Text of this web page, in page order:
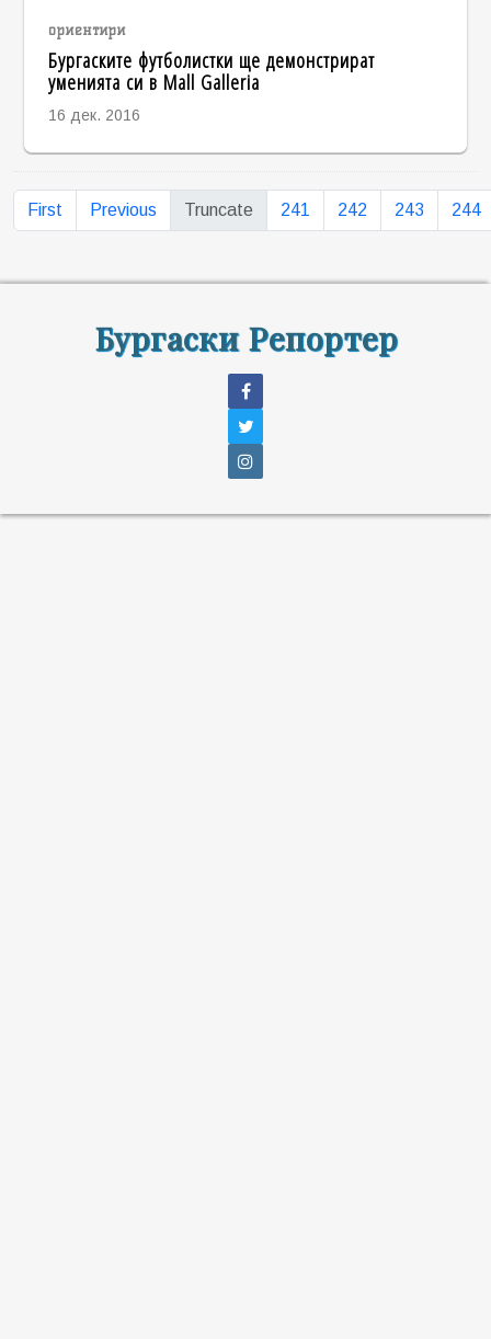
ориентири
Бургаските футболистки ще демонстрират
уменията си в Mall Galleria
16 дек. 2016
First Previous Truncate 241 242 243 244
Бургаски Репортер